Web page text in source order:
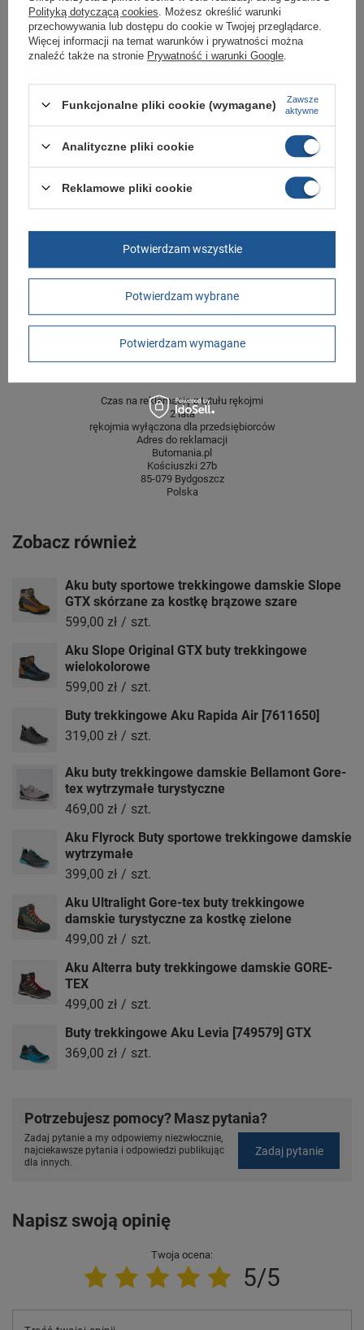
W ciągu 30 dni możesz dokonać zwrotu bądź wymiany towaru bez
podania przyczyny.
Marka Aku
Symbol 647029
Zapięcie
Płeć męskie
Więcej
Szerokość towaru w
Więcej
20
Wysokość towaru w
centymetrach
Więcej
12
Czas na reklamację z tytułu rękojmi
2 lata
rękojmia wyłączona dla przedsiębiorców
Adres do reklamacji
Butomania.pl
Kościuszki 27b
85-079 Bydgoszcz
Polska
Zobacz również
Aku buty sportowe trekkingowe damskie Slope
GTX skórzane za kostkę brązowe szare
599,00 zł / szt.
Aku Slope Original GTX buty trekkingowe
wielokolorowe
599,00 zł / szt.
Buty trekkingowe Aku Rapida Air [7611650]
319,00 zł / szt.
Aku buty trekkingowe damskie Bellamont Gore-
tex wytrzymałe turystyczne
469,00 zł / szt.
Aku Flyrock Buty sportowe trekkingowe damskie
wytrzymałe
399,00 zł / szt.
Aku Ultralight Gore-tex buty trekkingowe
damskie turystyczne za kostkę zielone
499,00 zł / szt.
Aku Alterra buty trekkingowe damskie GORE-
TEX
499,00 zł / szt.
Buty trekkingowe Aku Levia [749579] GTX
369,00 zł / szt.
Potrzebujesz pomocy? Masz pytania?
Zadaj pytanie a my odpowiemy niezwłocznie,
najciekawsze pytania i odpowiedzi publikując
dla innych.
Zadaj pytanie
Napisz swoją opinię
Twoja ocena:
5/5
Polityką dotyczącą cookies . Możesz określić warunki
przechowywania lub dostępu do cookie w Twojej przeglądarce.
Więcej informacji na temat warunków i prywatności można
znaleźć także na stronie Prywatność i warunki Google
Funkcjonalne pliki cookie (wymagane)
Zawsze
aktywne
Analityczne pliki cookie
Reklamowe pliki cookie
Potwierdzam wybrane
Potwierdzam wymagane
Potwierdzam wszystkie